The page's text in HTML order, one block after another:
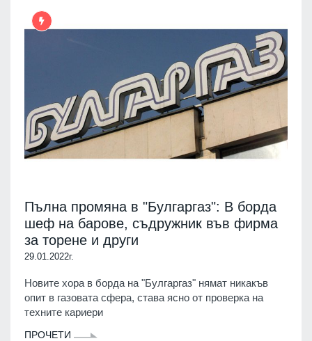
Пълна промяна в "Булгаргаз": В борда
шеф на барове, съдружник във фирма
за торене и други
29.01.2022г.
Новите хора в борда на "Булгаргаз" нямат никакъв
опит в газовата сфера, става ясно от проверка на
техните кариери
ПРОЧЕТИ